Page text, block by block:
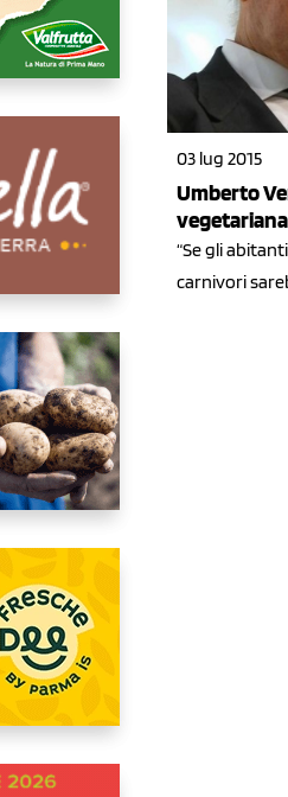
03 lug 2015
Umberto
“Se gli
carnivori